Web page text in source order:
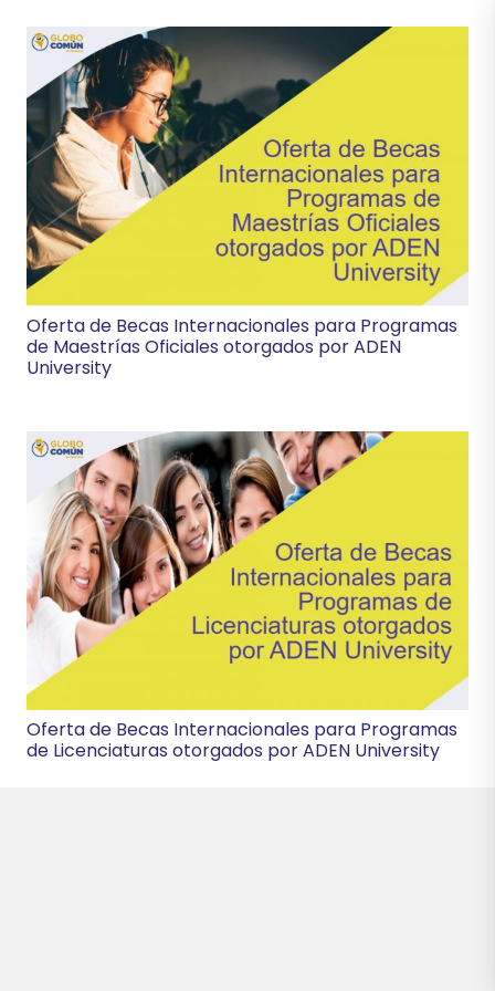
Oferta de Becas Internacionales para Programas
de Maestrías Oficiales otorgados por ADEN
University
Oferta de Becas Internacionales para Programas
de Licenciaturas otorgados por ADEN University